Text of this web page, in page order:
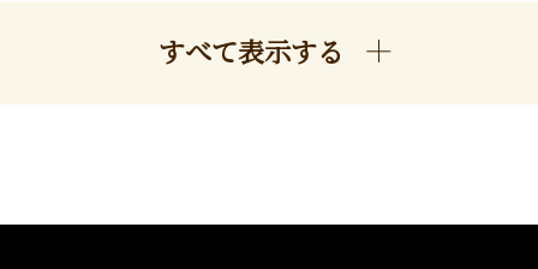
すべて表示する